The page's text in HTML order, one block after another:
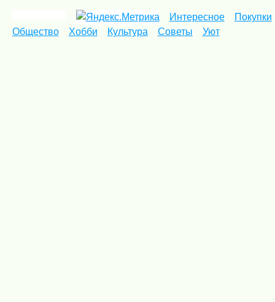
Интересное
Покупки
Общество
Хобби Культура Советы Уют